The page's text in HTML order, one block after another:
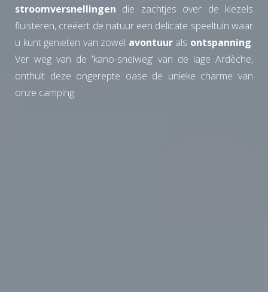
stroomversnellingen die zachtjes over de kiezels
fluisteren, creëert de natuur een delicate speeltuin waar
u kunt genieten van zowel avontuur als ontspanning.
Ver weg van de 'kano-snelweg' van de lage Ardèche,
onthult deze ongerepte oase de unieke charme van
onze camping.